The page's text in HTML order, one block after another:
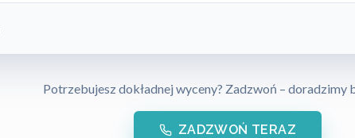
Potrzebujesz dokładnej wyceny? Zadzwoń – doradzimy
ZADZWOŃ TERAZ